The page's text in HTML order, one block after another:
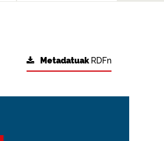
Metadatuak RDFn